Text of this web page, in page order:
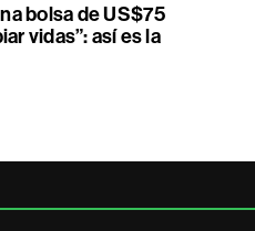
bolsa de US$75
vidas”: así es la